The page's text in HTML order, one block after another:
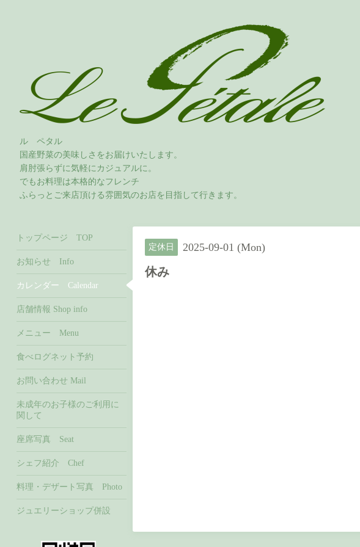
ル ペタル
国産野菜の美味しさをお届けいたします。
肩肘張らずに気軽にカジュアルに。
でもお料理は本格的なフレンチ
ふらっとご来店頂ける雰囲気のお店を目指して行きます。
定休日 2025-09-01 (Mon)
休み
トップページ TOP
お知らせ Info
カレンダー Calendar
店舗情報 Shop info
メニュー Menu
食べログネット予約
お問い合わせ Mail
未成年のお子様のご利用に
関して
座席写真 Seat
シェフ紹介 Chef
料理・デザート写真 Photo
ジュエリーショップ併設